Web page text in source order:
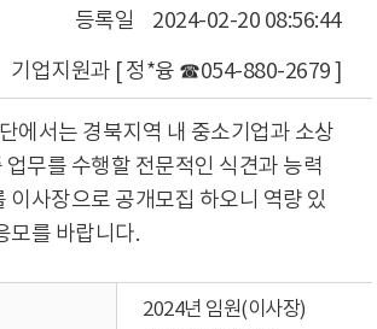
등록일
2024-02-20 08:56:44
기업지원과 [ 정*융 ☎054-880-2679 ]
에서는 경북지역 내 중소기업과 소상
무를 수행할 전문적인 식견과 능력
이사장으로 공개모집 하오니 역량 있
모를 바랍니다.
2024년 임원(이사장)